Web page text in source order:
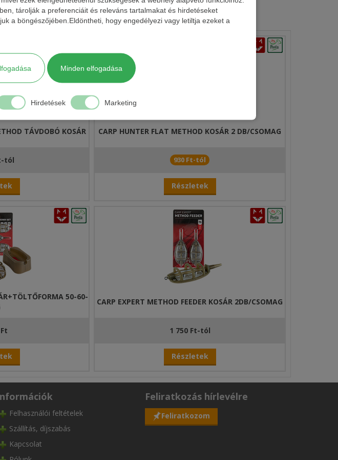
tárolják a preferenciáit és releváns tartalmakat és hirdetéseket
a böngészőjében.Eldöntheti, hogy engedélyezi vagy letiltja ezeket a
Minden elfogadása
Hirdetések Marketing
TÁVDOBÓ KOSÁR
tól
CARP HUNTER FLAT METHOD KOSÁR 2 DB/CSOMAG
930 Ft-tól
Részletek
50-60-
CARP EXPERT METHOD FEEDER KOSÁR 2DB/CSOMAG
1 750 Ft-tól
Részletek
Felhasználói feltételek
Szállítás, díjszabás
Kapcsolat
Feliratkozás hírlevélre
Feliratkozom